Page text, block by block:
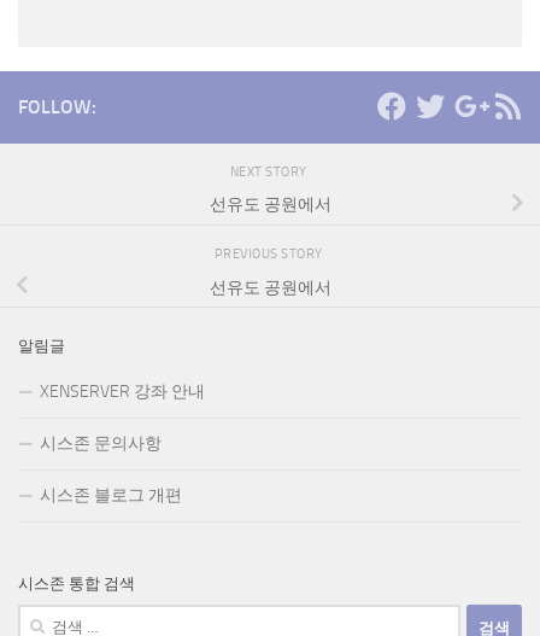
FOLLOW:
NEXT STORY
선유도 공원에서
PREVIOUS STORY
선유도 공원에서
알림글
XENSERVER 강좌 안내
시스존 문의사항
시스존 블로그 개편
시스존 통합 검색
검